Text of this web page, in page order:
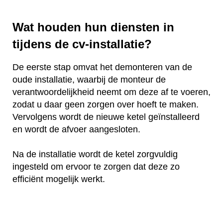
Wat houden hun diensten in
tijdens de cv-installatie?
De eerste stap omvat het demonteren van de
oude installatie, waarbij de monteur de
verantwoordelijkheid neemt om deze af te voeren,
zodat u daar geen zorgen over hoeft te maken.
Vervolgens wordt de nieuwe ketel geïnstalleerd
en wordt de afvoer aangesloten.
Na de installatie wordt de ketel zorgvuldig
ingesteld om ervoor te zorgen dat deze zo
efficiënt mogelijk werkt.